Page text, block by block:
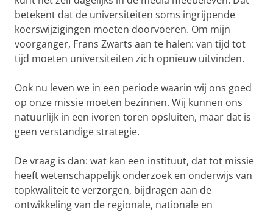
betekent dat de universiteiten soms ingrijpende
koerswijzigingen moeten doorvoeren. Om mijn
voorganger, Frans Zwarts aan te halen: van tijd tot
tijd moeten universiteiten zich opnieuw uitvinden.
Ook nu leven we in een periode waarin wij ons goed
op onze missie moeten bezinnen. Wij kunnen ons
natuurlijk in een ivoren toren opsluiten, maar dat is
geen verstandige strategie.
De vraag is dan: wat kan een instituut, dat tot missie
heeft wetenschappelijk onderzoek en onderwijs van
topkwaliteit te verzorgen, bijdragen aan de
ontwikkeling van de regionale, nationale en